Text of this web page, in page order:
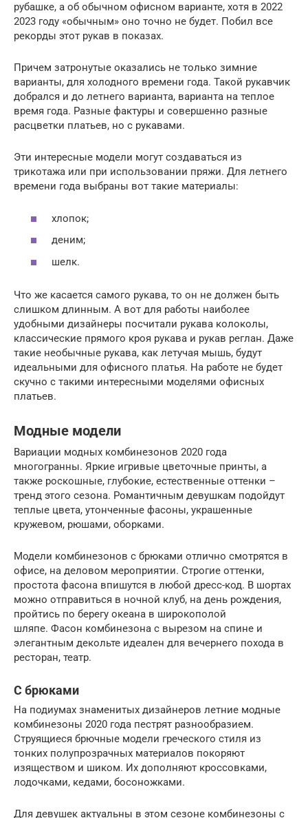
рубашке, а об обычном офисном варианте, хотя в 2022
2023 году «обычным» оно точно не будет. Побил все
рекорды этот рукав в показах.
Причем затронутые оказались не только зимние
варианты, для холодного времени года. Такой рукавчик
добрался и до летнего варианта, варианта на теплое
время года. Разные фактуры и совершенно разные
расцветки платьев, но с рукавами.
Эти интересные модели могут создаваться из
трикотажа или при использовании пряжи. Для летнего
времени года выбраны вот такие материалы:
хлопок;
деним;
шелк.
Что же касается самого рукава, то он не должен быть
слишком длинным. А вот для работы наиболее
удобными дизайнеры посчитали рукава колоколы,
классические прямого кроя рукава и рукав реглан. Даже
такие необычные рукава, как летучая мышь, будут
идеальными для офисного платья. На работе не будет
скучно с такими интересными моделями офисных
платьев.
Модные модели
Вариации модных комбинезонов 2020 года
многогранны. Яркие игривые цветочные принты, а
также роскошные, глубокие, естественные оттенки –
тренд этого сезона. Романтичным девушкам подойдут
теплые цвета, утонченные фасоны, украшенные
кружевом, рюшами, оборками.
Модели комбинезонов с брюками отлично смотрятся в
офисе, на деловом мероприятии. Строгие оттенки,
простота фасона впишутся в любой дресс-код. В шортах
можно отправиться в ночной клуб, на день рождения,
пройтись по берегу океана в широкополой
шляпе. Фасон комбинезона с вырезом на спине и
элегантным декольте идеален для вечернего похода в
ресторан, театр.
С брюками
На подиумах знаменитых дизайнеров летние модные
комбинезоны 2020 года пестрят разнообразием.
Струящиеся брючные модели греческого стиля из
тонких полупрозрачных материалов покоряют
изяществом и шиком. Их дополняют кроссовками,
лодочками, кедами, босоножками.
Для девушек актуальны в этом сезоне комбинезоны с